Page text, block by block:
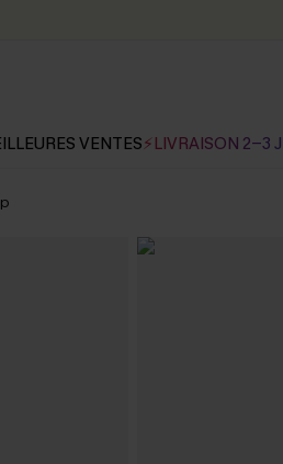
VENTES⚡LIVRAISON 2-3 J